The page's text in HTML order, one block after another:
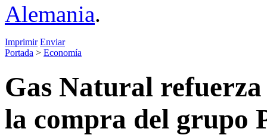
Alemania.
Imprimir Enviar
Portada > Economía
Gas Natural
la compra del grupo